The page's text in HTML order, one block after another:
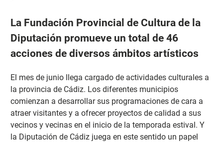
La Fundación Provincial de Cultura de la
Diputación promueve un total de 46
acciones de diversos ámbitos artísticos
El mes de junio llega cargado de actividades culturales a
la provincia de Cádiz. Los diferentes municipios
comienzan a desarrollar sus programaciones de cara a
atraer visitantes y a ofrecer proyectos de calidad a sus
vecinos y vecinas en el inicio de la temporada estival. Y
la Diputación de Cádiz juega en este sentido un papel